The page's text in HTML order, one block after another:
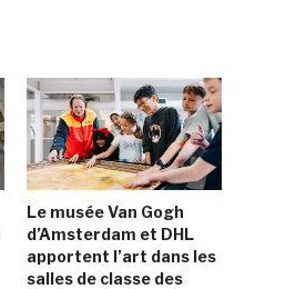
Le musée Van Gogh
d’Amsterdam et DHL
apportent l’art dans les
salles de classe des